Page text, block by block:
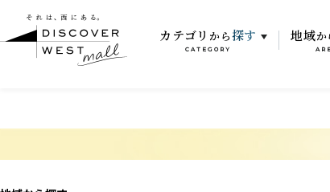
カテゴリ から 探す
CATEGORY
地域か